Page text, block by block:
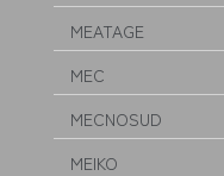
MEATAGE
MEC
MECNOSUD
MEIKO